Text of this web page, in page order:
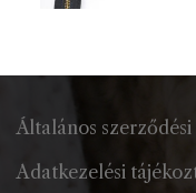
Általános
Adatkezelési